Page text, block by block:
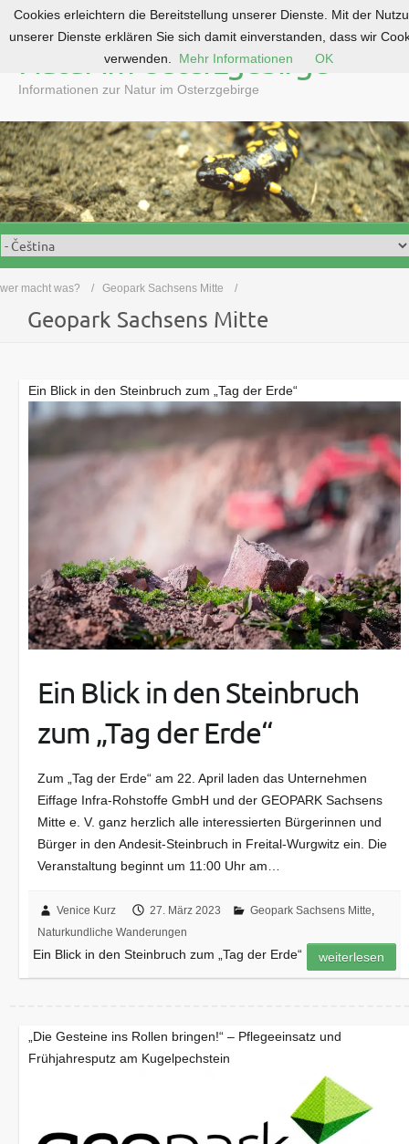
o
c
o
n
t
e
n
Natur im Osterzgebirge
Informationen zur Natur im Osterzgebirge
wer macht was? Geopark Sachsens Mitte
Geopark Sachsens Mitte
Ein Blick in den Steinbruch zum „Tag der Erde“
Ein Blick in den Steinbruch
zum „Tag der Erde“
Zum „Tag der Erde“ am 22. April laden das Unternehmen
Eiffage Infra-Rohstoffe GmbH und der GEOPARK Sachsens
Mitte e. V. ganz herzlich alle interessierten Bürgerinnen und
Bürger in den Andesit-Steinbruch in Freital-Wurgwitz ein. Die
Veranstaltung beginnt um 11:00 Uhr am…
Venice Kurz 27. März 2023 Geopark Sachsens Mitte,
Naturkundliche Wanderungen
Ein Blick in den Steinbruch zum „Tag der Erde“ weiterlesen
„Die Gesteine ins Rollen bringen!“ – Pflegeeinsatz und
Frühjahresputz am Kugelpechstein
Cookies erleichtern die Bereitstellung unserer Dienste. Mit der
unserer Dienste erklären Sie sich damit einverstanden, dass wir
verwenden.
Mehr Informationen OK